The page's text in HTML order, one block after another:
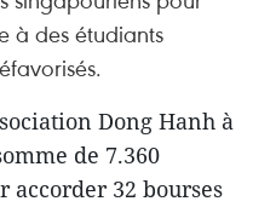
à des étudiants
Dong Hanh à
de 7.360
accorder 32 bourses